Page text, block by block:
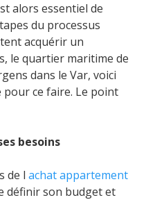
alors essentiel de
du processus
acquérir un
le quartier maritime de
dans le Var, voici
pour ce faire. Le point
besoins
de l achat appartement
définir son budget et